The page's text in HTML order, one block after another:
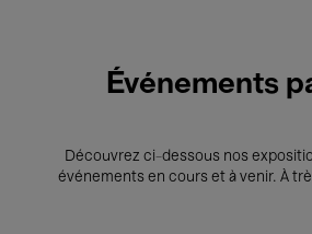
Événements
Découvrez ci-dessous nos
événements en cours et à venir. À